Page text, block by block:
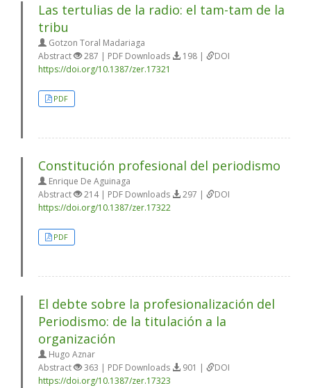
Las tertulias de la radio: el tam-tam de la
tribu
Gotzon Toral Madariaga
Abstract
287 | PDF Downloads 198 |
DOI
https://doi.org/10.1387/zer.17321
PDF
Constitución profesional del periodismo
Enrique De Aguinaga
Abstract
214 | PDF Downloads 297 |
DOI
https://doi.org/10.1387/zer.17322
PDF
El debte sobre la profesionalización del
Periodismo: de la titulación a la
organización
Hugo Aznar
Abstract
363 | PDF Downloads 901 |
DOI
https://doi.org/10.1387/zer.17323